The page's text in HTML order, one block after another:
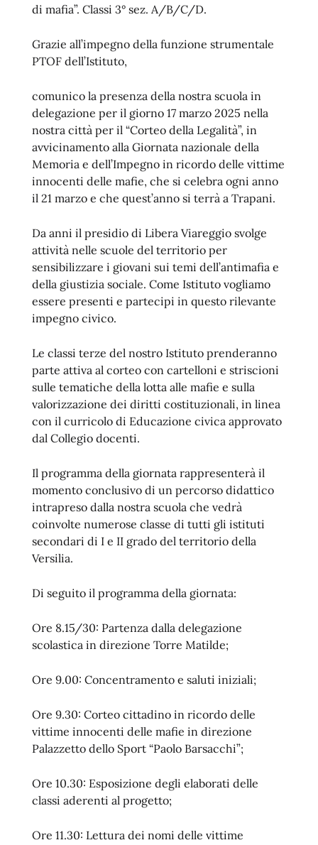
di mafia”. Classi 3° sez. A/B/C/D.
Grazie all’impegno della funzione strumentale
PTOF dell’Istituto,
comunico la presenza della nostra scuola in
delegazione per il giorno 17 marzo 2025 nella
nostra città per il “Corteo della Legalità”, in
avvicinamento alla Giornata nazionale della
Memoria e dell’Impegno in ricordo delle vittime
innocenti delle mafie, che si celebra ogni anno
il 21 marzo e che quest’anno si terrà a Trapani.
Da anni il presidio di Libera Viareggio svolge
attività nelle scuole del territorio per
sensibilizzare i giovani sui temi dell’antimafia e
della giustizia sociale. Come Istituto vogliamo
essere presenti e partecipi in questo rilevante
impegno civico.
Le classi terze del nostro Istituto prenderanno
parte attiva al corteo con cartelloni e striscioni
sulle tematiche della lotta alle mafie e sulla
valorizzazione dei diritti costituzionali, in linea
con il curricolo di Educazione civica approvato
dal Collegio docenti.
Il programma della giornata rappresenterà il
momento conclusivo di un percorso didattico
intrapreso dalla nostra scuola che vedrà
coinvolte numerose classe di tutti gli istituti
secondari di I e II grado del territorio della
Versilia.
Di seguito il programma della giornata:
Ore 8.15/30: Partenza dalla delegazione
scolastica in direzione Torre Matilde;
Ore 9.00: Concentramento e saluti iniziali;
Ore 9.30: Corteo cittadino in ricordo delle
vittime innocenti delle mafie in direzione
Palazzetto dello Sport “Paolo Barsacchi”;
Ore 10.30: Esposizione degli elaborati delle
classi aderenti al progetto;
Ore 11.30: Lettura dei nomi delle vittime